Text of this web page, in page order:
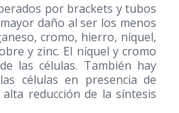
por brackets y tubos
daño al ser los menos
cromo, hierro, níquel,
y zinc. El níquel y cromo
las células. También hay
células en presencia de
reducción de la síntesis